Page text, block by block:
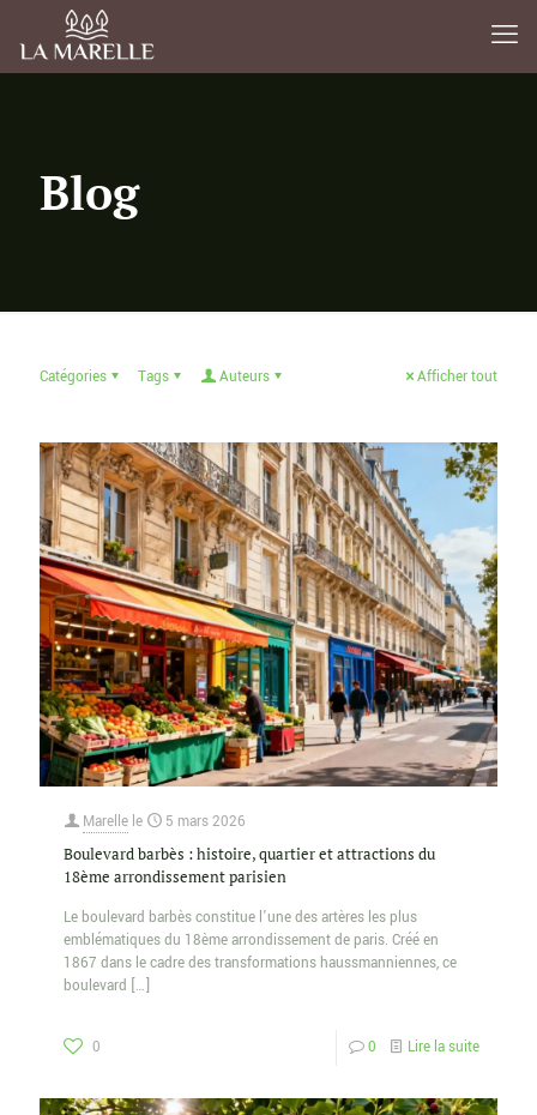
Blog
Catégories Tags Auteurs Afficher tout
Marelle le 5 mars 2026
Boulevard barbès : histoire, quartier et attractions du
18ème arrondissement parisien
Le boulevard barbès constitue l’une des artères les plus
emblématiques du 18ème arrondissement de paris. Créé en
1867 dans le cadre des transformations haussmanniennes, ce
boulevard […]
0 0 Lire la suite